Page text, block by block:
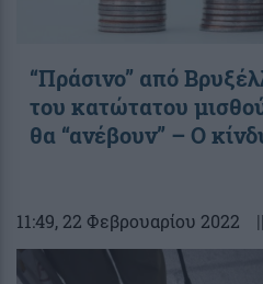
“Πράσινο” από
του κατώτατου
θα “ανέβουν” – Ο
11:49, 22 Φεβρουαρίου 2022 ||